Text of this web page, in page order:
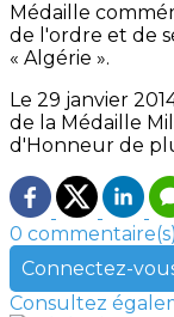
Médaille
de l'ordre et de
« Algérie ».
Le 29 janvier
de la Médaille
d'Honneur de
0 commentaire(s)
Connectez-
Consultez